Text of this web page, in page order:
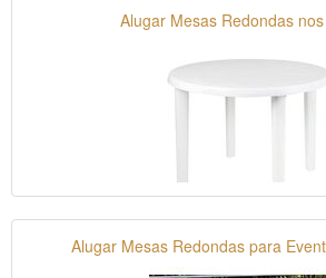
Alugar Mesas Redondas
Alugar Mesas Redondas para